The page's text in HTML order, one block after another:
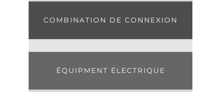
COMBINATION DE CONNEXION
ÉQUIPMENT ÉLECTRIQUE